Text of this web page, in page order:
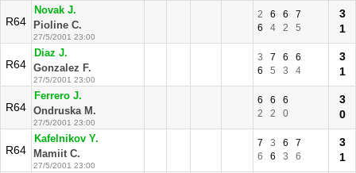
R64
Novak J.
Pioline C.
27/5/2001 23:00
2 6 6
7
6
4 2 5
3
1
R64
Diaz J.
Gonzalez F.
27/5/2001 23:00
3 7 6
6
6
5 3 4
3
1
R64
Ferrero J.
Ondruska M.
27/5/2001 23:00
6 6
6
2
2 0
3
0
R64
Kafelnikov Y.
Mamiit C.
27/5/2001 23:00
7 3 6
7
6
6 3 6
3
1